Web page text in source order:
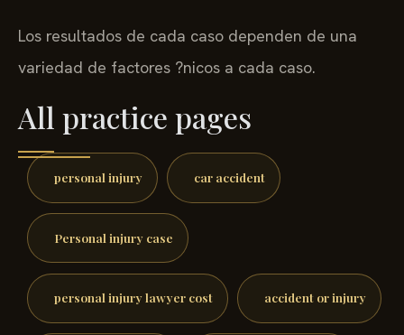
Los resultados de cada caso dependen de una
variedad de factores ?nicos a cada caso.
All practice pages
personal injury car accident
Personal injury case
personal injury lawyer cost accident or injury